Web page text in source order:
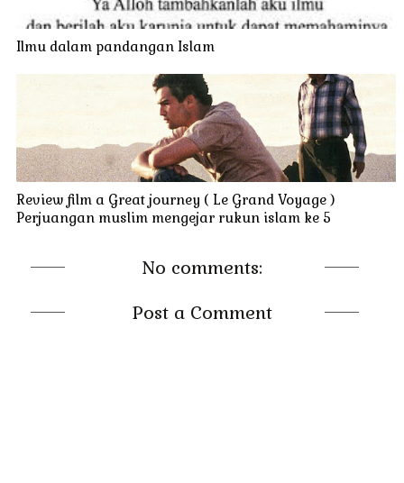
Ilmu dalam pandangan Islam
Review film a Great journey ( Le Grand Voyage )
Perjuangan muslim mengejar rukun islam ke 5
No comments:
Post a Comment